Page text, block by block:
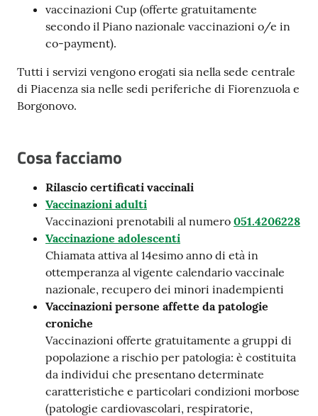
Studiare
Piacenza
Costruiamo
Salute
Novità
Scuole
Imprese
ed Enti
Seguici
vaccinazioni Cup (offerte gratuitamente
secondo il Piano nazionale vaccinazioni o/e in
co-payment).
Tutti i servizi vengono erogati sia nella sede centrale
di Piacenza sia nelle sedi periferiche di Fiorenzuola e
Borgonovo.
Cosa facciamo
Rilascio certificati vaccinali
Vaccinazioni adulti
Vaccinazioni prenotabili al numero 051.4206228
Vaccinazione adolescenti
Chiamata attiva al 14esimo anno di età in
ottemperanza al vigente calendario vaccinale
nazionale, recupero dei minori inadempienti
Vaccinazioni persone affette da patologie
croniche
Vaccinazioni offerte gratuitamente a gruppi di
popolazione a rischio per patologia: è costituita
da individui che presentano determinate
caratteristiche e particolari condizioni morbose
(patologie cardiovascolari, respiratorie,